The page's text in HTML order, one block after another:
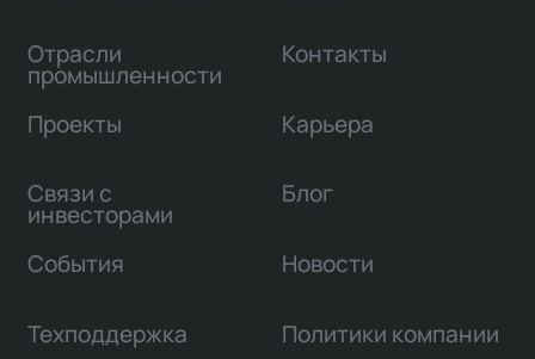
Отрасли
промышленности
Проекты
Связи с
инвесторами
Контакты
Карьера
Блог
События Новости
Техподдержка Политики компании